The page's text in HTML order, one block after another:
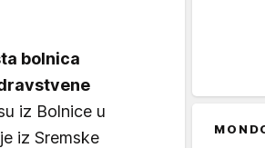
bolnica
iz Bolnice u
iz Sremske